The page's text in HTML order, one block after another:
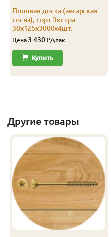
Половая доска (ангарская
сосна), сорт Экстра
30х125х3000х4шт.
Цена 3 430 ₽/упак
Купить
Другие товары